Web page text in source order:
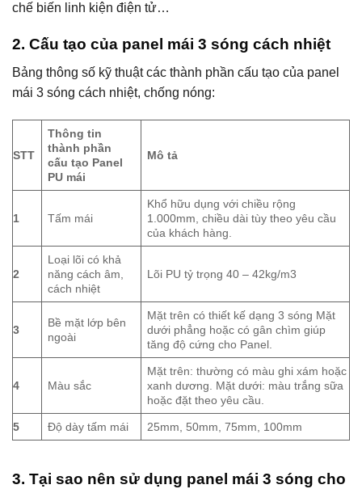
chế biến linh kiện điện tử…
2. Cấu tạo của panel mái 3 sóng cách nhiệt
Bảng thông số kỹ thuật các thành phần cấu tạo của panel
mái 3 sóng cách nhiệt, chống nóng:
STT
Thông tin
thành phần
cấu tạo Panel
PU mái
Mô tả
1 Tấm mái
Khổ hữu dụng với chiều rộng
1.000mm, chiều dài tùy theo yêu cầu
của khách hàng.
2
Loại lõi có khả
năng cách âm,
cách nhiệt
Lõi PU tỷ trọng 40 – 42kg/m3
3
Bề mặt lớp bên
ngoài
Mặt trên có thiết kế dạng 3 sóng Mặt
dưới phẳng hoặc có gân chìm giúp
tăng độ cứng cho Panel.
4 Màu sắc
Mặt trên: thường có màu ghi xám hoặc
xanh dương. Mặt dưới: màu trắng sữa
hoặc đặt theo yêu cầu.
5 Độ dày tấm mái 25mm, 50mm, 75mm, 100mm
3. Tại sao nên sử dụng panel mái 3 sóng cho